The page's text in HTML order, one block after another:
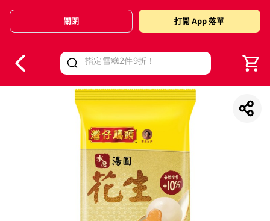
Valid Until 30 June 2026
關閉 打開 App 落單